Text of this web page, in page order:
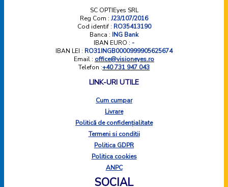
SC OPTIEyes SRL
Reg Com : J23/107/2016
Cod identif : RO35413190
Banca : ING Bank
IBAN EURO : -
IBAN LEI : RO31INGB0000999905625674
Email : office@visioneyes.ro
Telefon :+40 731 947 043
LINK-URI UTILE
Cum cumpar
Livrare
Politică de confidențialitate
Termeni si conditii
Politica GDPR
Politica cookies
ANPC
SOCIAL